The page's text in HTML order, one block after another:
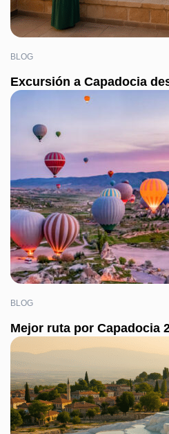
BLOG
Excursión a Capadocia
BLOG
Mejor ruta por Capadocia